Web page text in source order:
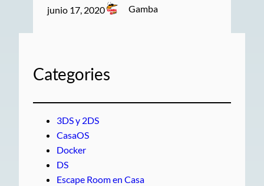
junio 17, 2020 Gamba
Categories
3DS y 2DS
CasaOS
Docker
DS
Escape Room en Casa